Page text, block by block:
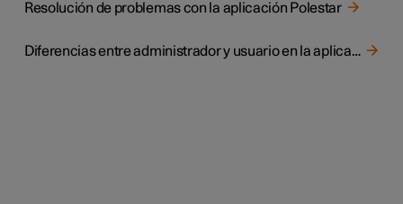
Resolución de problemas con la aplicación Polestar
Diferencias entre administrador y usuario en la aplicación Polestar